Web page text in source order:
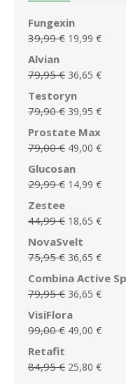
Fungexin
39,99€ Le
initial
était :
39,99 €.
19,99 €Le
actuel
Alvian
79,95€ Le
initial
était :
79,95 €.
36,65 €Le
actuel
Testoryn
79,90€ Le
prix
initial
était :
79,90 €.
39,95 €Le
actuel
Prostate Max
79,00€ Le
initial
était :
49,00 €Le
actuel
Glucosan
29,99€ Le
initial
était :
29,99 €.
14,99 €Le
actuel
Zestee
44,99€ Le
prix
initial
était :
44,99 €.
18,65 €Le
actuel
NovaSvelt
75,95€ Le
prix
initial
était :
75,95 €.
36,65 €Le
prix
actuel
Combina Active
79,95€ Le
initial
était :
36,65 €Le
actuel
VisiFlora
99,00€ Le
initial
était :
49,00 €Le
actuel
Retafit
84,95€ Le
25,80 €Le